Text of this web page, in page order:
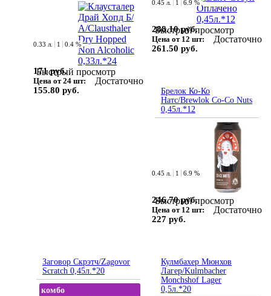
Быстрый просмотр
0.33 л. 1 0.4 %
171 руб.
Цена от 24 шт:
155.80 руб.
Достаточно
Быстрый просмотр
0.45 л. 1 6.9 %
288.10 руб.
Цена от 12 шт:
261.50 руб.
Достаточно
Брелок Ко-Ко
Натс/Brewlok Co-Co Nuts
0,45л.*12
Быстрый просмотр
0.45 л. 1 6.9 %
246.70 руб.
Цена от 12 шт:
227 руб.
Достаточно
Заговор Скрэтч/Zagovor
Scratch 0,45л.*20
комбо
Кулмбахер Мюнхов
Лагер/Kulmbacher
Monchshof Lager
0,5л.*20